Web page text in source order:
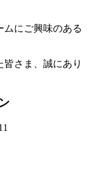
ムにご興味のある
さま、誠にあり